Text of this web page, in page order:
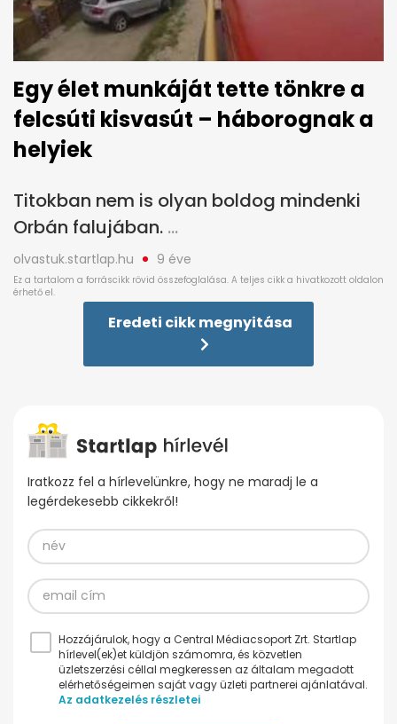
Egy élet munkáját tette tönkre a
felcsúti kisvasút – háborognak a
helyiek
Titokban nem is olyan boldog mindenki
Orbán falujában.
olvastuk.startlap.hu 9 éve
Eredeti cikk megnyitása
Iratkozz fel a hírlevelünkre, hogy ne maradj le a
legérdekesebb cikkekről!
Hozzájárulok, hogy a Central Médiacsoport Zrt. Startlap
hírlevel(ek)et küldjön számomra, és közvetlen
üzletszerzési céllal megkeressen az általam megadott
elérhetőségeimen saját vagy üzleti partnerei ajánlatával.
Az adatkezelés részletei